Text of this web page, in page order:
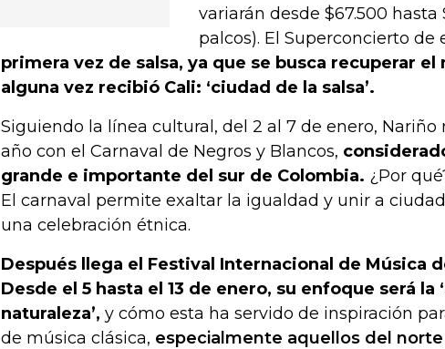
variarán desde $67.500 hasta
palcos). El Superconcierto de
primera vez de salsa, ya que se busca recuperar el
alguna vez recibió Cali: ‘ciudad de la salsa’.
Siguiendo la línea cultural, del 2 al 7 de enero, Nariño
año con el Carnaval de Negros y Blancos,
grande e importante del sur de Colombia. ¿Por
El carnaval permite exaltar la igualdad y unir a
una celebración étnica.
Después llega el Festival Internacional de Música
Desde el 5 hasta el 13 de enero, su enfoque será la
naturaleza’, y cómo esta ha servido de inspiración
de música clásica, especialmente aquellos del norte